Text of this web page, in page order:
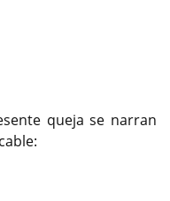
queja se narran